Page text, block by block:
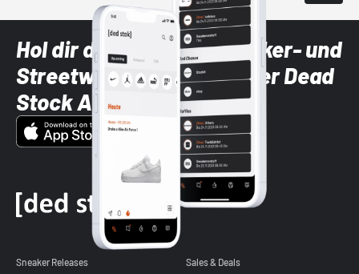
Hol dir die neuesten Sneaker- und
Streetwear-Brands mit der Dead
Stock App
Sneaker Releases Sales & Deals